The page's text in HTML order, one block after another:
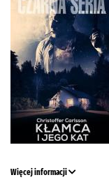
Więcej informacji